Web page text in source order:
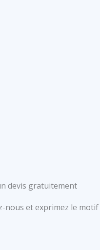
devis gratuitement
nous et exprimez le